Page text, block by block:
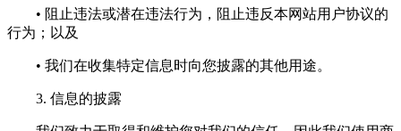
• 阻止违法或潜在违法行为，阻止违反本网站用户协议的
行为；以及
• 我们在收集特定信息时向您披露的其他用途。
3. 信息的披露